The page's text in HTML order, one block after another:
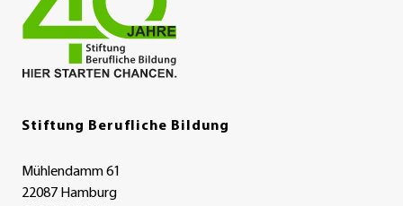
Stiftung Berufliche Bildung
Mühlendamm 61
22087 Hamburg